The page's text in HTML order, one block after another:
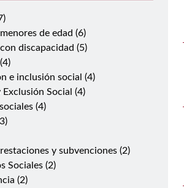
de edad (6)
discapacidad (5)
e inclusión social (4)
Exclusión Social (4)
(4)
y subvenciones (2)
Sociales (2)
(2)